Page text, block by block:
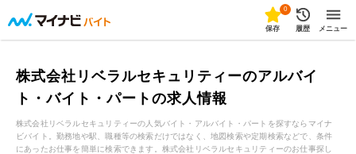
0
保存 履歴 メニュー
株式会社リベラルセキュリティーのアルバイ
ト・バイト・パートの求人情報
株式会社リベラルセキュリティーの人気バイト・アルバイト・パートを探すならマイナ
ビバイト。勤務地や駅、職種等の検索だけではなく、地図検索や定期検索などで、条件
にあったお仕事を簡単に検索できます。株式会社リベラルセキュリティーのお仕事探し